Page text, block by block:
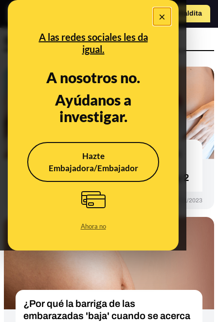
×
A las redes sociales les da
igual.
A nosotros no.
Ayúdanos a
investigar.
Hazte
Embajadora/Embajador
Ahora no
Hazte Maldito
Sexualidad
Consultorio 226º especial diabetes:
quemaduras, problemas de vista y
tipos más allá de la diabetes tipo 1 y 2
17/11/2023
¿Por qué la barriga de las
embarazadas 'baja' cuando se acerca